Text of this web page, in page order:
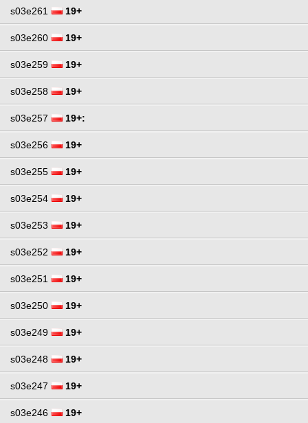
s03e261 19+
s03e260 19+
s03e259 19+
s03e258 19+
s03e257 19+:
s03e256 19+
s03e255 19+
s03e254 19+
s03e253 19+
s03e252 19+
s03e251 19+
s03e250 19+
s03e249 19+
s03e248 19+
s03e247 19+
s03e246 19+